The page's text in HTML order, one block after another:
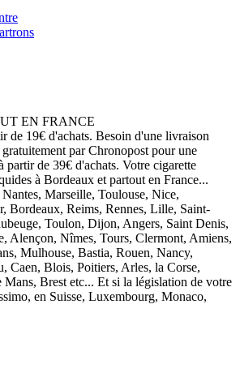
EN FRANCE
de 19€ d'achats. Besoin d'une livraison
par Chronopost pour une
partir de 39€ d'achats. Votre cigarette
à Bordeaux et partout en France...
Marseille, Toulouse, Nice,
Bordeaux, Reims, Rennes, Lille, Saint-
Toulon, Dijon, Angers, Saint Denis,
Alençon, Nîmes, Tours, Clermont, Amiens,
Mulhouse, Bastia, Rouen, Nancy,
Caen, Blois, Poitiers, Arles, la Corse,
Mans, Brest etc... Et si la législation de votre
en Suisse, Luxembourg, Monaco,